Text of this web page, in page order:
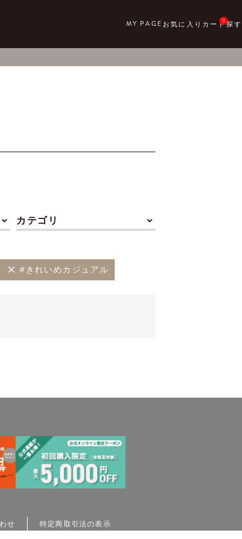
0
カテゴリ
#きれいめカジュアル
せ 特定商取引法の表示